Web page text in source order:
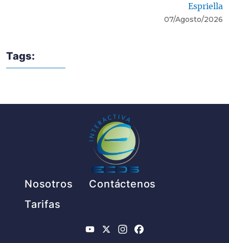
Espriella
07/Agosto/2026
Tags:
Nosotros
Contáctenos
Tarifas
YouTube
X Instagram